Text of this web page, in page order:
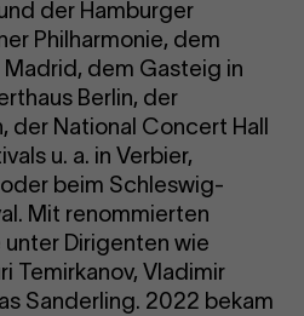
der Hamburger
Philharmonie, dem
dem Gasteig in
Berlin, der
der National Concert Hall
u. a. in Verbier,
beim Schleswig-
Mit renommierten
Dirigenten wie
Temirkanov, Vladimir
Sanderling. 2022 bekam